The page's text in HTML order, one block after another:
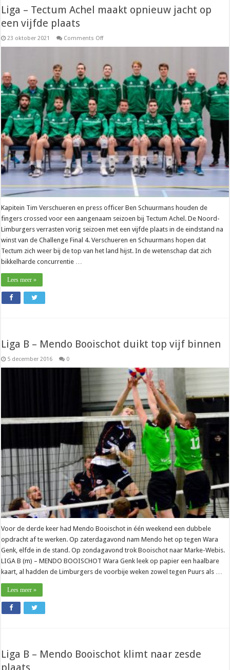
Liga – Tectum Achel maakt opnieuw jacht op
een vijfde plaats
23 oktober 2021 Comments Offon
Achel
maakt
opnieuw
jacht
op
een
vijfde
plaats
Kapitein Tim Verschueren en press officer Ben Schuurmans houden de
fingers crossed voor een aangenaam seizoen bij Tectum Achel. De Noord-
Limburgers verrasten vorig seizoen met een vijfde plaats in de eindstand na
winst van de Challenge Final 4. Verschueren en Schuurmans hopen dat
Tectum zich weer bij de top van het land hijst. In de wetenschap dat zich
bikkelharde concurrentie …
Lees meer »
Liga B – Mendo Booischot duikt top vijf binnen
5 december 2016 0
Voor de derde keer had Mendo Booischot in één weekend een dubbele
opdracht af te werken. Op zaterdagavond nam Mendo het op tegen Wara
Genk, elfde in de stand. Op zondagavond trok Booischot naar Marke-Webis.
LIGA B (m) – MENDO BOOISCHOT Wara Genk leek op papier een haalbare
kaart, al hadden de Limburgers de voorbije weken zowel tegen Puurs als …
Lees meer »
Liga B – Mendo Booischot klimt naar zesde
plaats